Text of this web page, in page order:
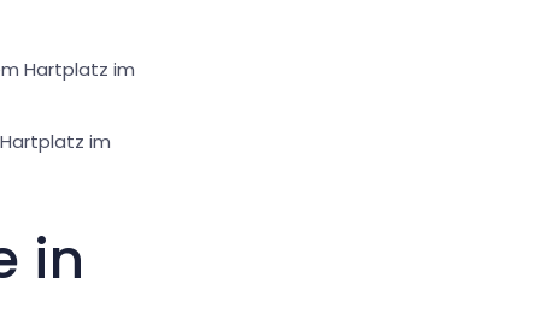
Hartplatz im
im
in